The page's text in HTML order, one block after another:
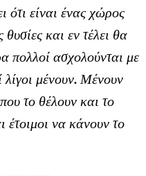
ότι είναι ένας χώρος
και εν τέλει θα
πολλοί ασχολούνται με
μένουν. Μένουν
το θέλουν και το
έτοιμοι να κάνουν το